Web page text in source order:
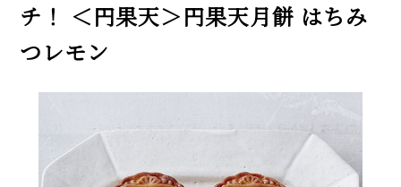
チ！ ＜円果天＞円果天月餅 はちみ
つレモン